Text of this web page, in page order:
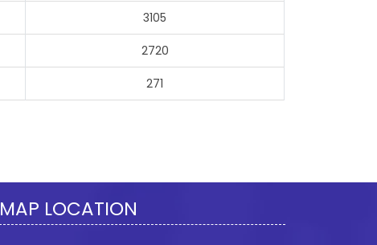
3105
2720
271
MAP LOCATION